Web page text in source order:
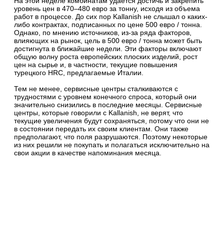
уровень цен в 470–480 евро за тонну, исходя из объема
работ в процессе. До сих пор Kallanish не слышал о каких-
либо контрактах, подписанных по цене 500 евро / тонна.
Однако, по мнению источников, из-за ряда факторов,
влияющих на рынок, цель в 500 евро / тонна может быть
достигнута в ближайшие недели. Эти факторы включают
общую волну роста европейских плоских изделий, рост
цен на сырье и, в частности, текущие повышения
турецкого HRC, предлагаемые Италии.
Тем не менее, сервисные центры сталкиваются с
трудностями с уровнем конечного спроса, который они
значительно снизились в последние месяцы. Сервисные
центры, которые говорили с Kallanish, не верят, что
текущие увеличения будут сохраняться, потому что они не
в состоянии передать их своим клиентам. Они также
предполагают, что поля разрушаются. Поэтому некоторые
из них решили не покупать и полагаться исключительно на
свои акции в качестве напоминания месяца.